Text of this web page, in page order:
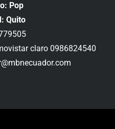
Pop
Quito
claro 0986824540